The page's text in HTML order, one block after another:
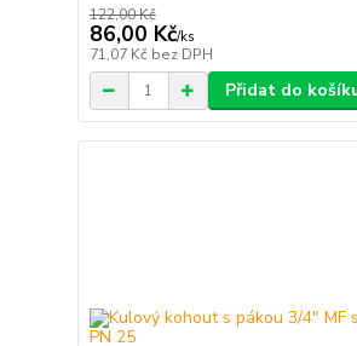
122,00 Kč
86,00 Kč/ks
71,07 Kč bez DPH
Přidat do